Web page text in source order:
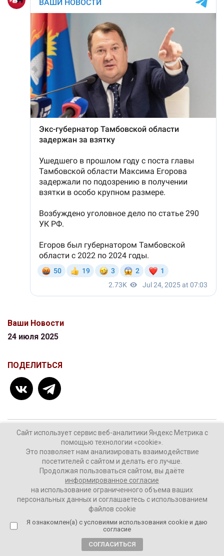
Ваши Новости
24 июля 2025
ПОДЕЛИТЬСЯ
ТЕГИ: Максим Егоров
Тамбовская область
Экс-губернатор
Комментировать
Сайт использует сервис веб-аналитики Яндекс Метрика с
помощью технологии «cookie».
Это позволяет нам анализировать взаимодействие
посетителей с сайтом и делать его лучше.
Продолжая пользоваться сайтом, вы даёте
информированное согласие
на использование ограниченного объема ваших
персональных данных и соглашаетесь с использованием
файлов cookie
Я ознакомлен(а) с условиями использования cookie и даю
согласие
СОГЛАСИТЬСЯ